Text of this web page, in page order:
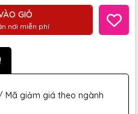
GIỎ
nơi miễn phí
Mã giảm giá theo ngành